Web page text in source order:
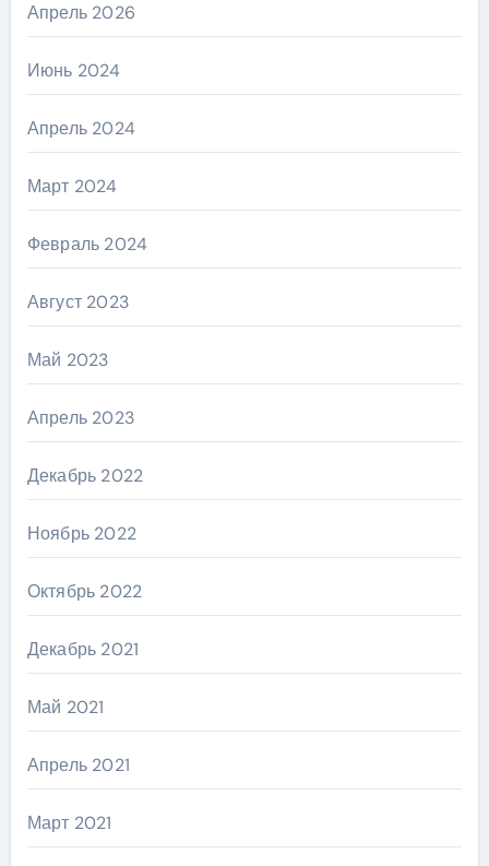
Апрель 2026
Июнь 2024
Апрель 2024
Март 2024
Февраль 2024
Август 2023
Май 2023
Апрель 2023
Декабрь 2022
Ноябрь 2022
Октябрь 2022
Декабрь 2021
Май 2021
Апрель 2021
Март 2021